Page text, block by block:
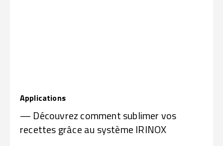
Applications
— Découvrez comment sublimer vos
recettes grâce au système IRINOX